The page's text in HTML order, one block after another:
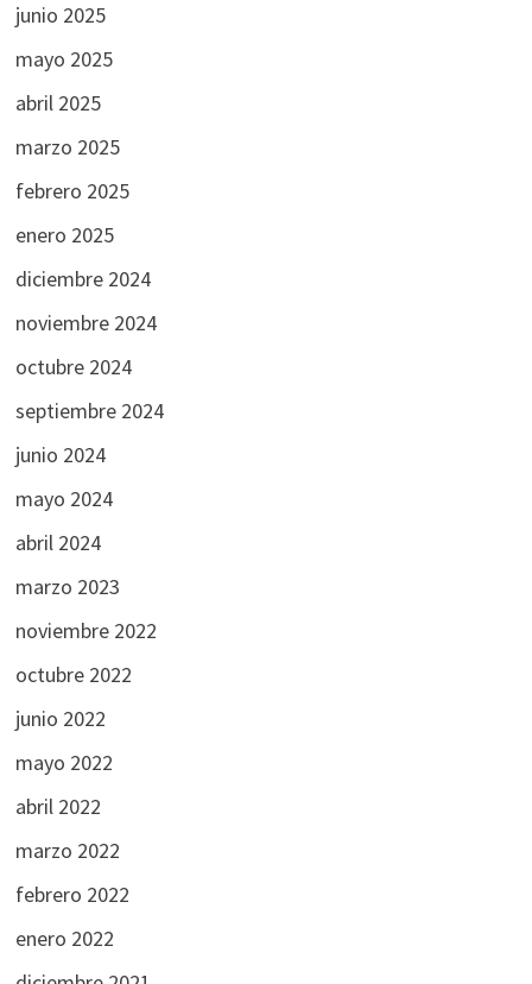
junio 2025
mayo 2025
abril 2025
marzo 2025
febrero 2025
enero 2025
diciembre 2024
noviembre 2024
octubre 2024
septiembre 2024
junio 2024
mayo 2024
abril 2024
marzo 2023
noviembre 2022
octubre 2022
junio 2022
mayo 2022
abril 2022
marzo 2022
febrero 2022
enero 2022